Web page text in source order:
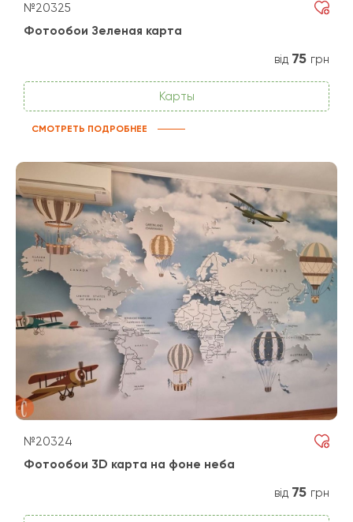
№20325
Фотообои Зеленая карта
від 75 грн
Карты
СМОТРЕТЬ ПОДРОБНЕЕ
№20324
Фотообои 3D карта на фоне неба
від 75 грн